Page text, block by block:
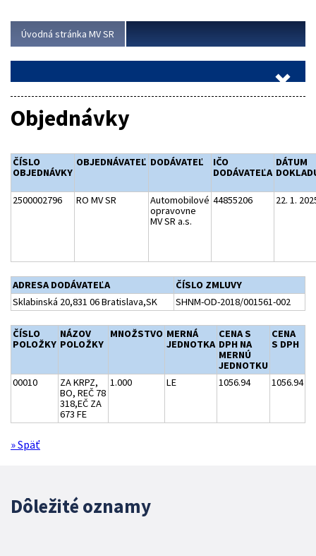
Úvodná stránka MV SR
Objednávky
ČÍSLO
OBJEDNÁVKY
OBJEDNÁVATEĽ DODÁVATEĽ
IČO
DODÁVATEĽA
DÁTUM
2500002796 RO MV SR
Automobilové
opravovne
MV SR a.s.
44855206 22. 1.
ADRESA DODÁVATEĽA
ČÍSLO ZMLUVY
Sklabinská 20,831 06 Bratislava,SK
SHNM-OD-2018/001561-002
ČÍSLO
POLOŽKY
NÁZOV
POLOŽKY
MNOŽSTVO MERNÁ
JEDNOTKA
CENA S
DPH NA
MERNÚ
JEDNOTKU
CENA
S DPH
00010
ZA KRPZ,
BO, REČ 78
318,EČ ZA
673 FE
1.000 LE 1056.94 1056.94
» Späť
Dôležité oznamy